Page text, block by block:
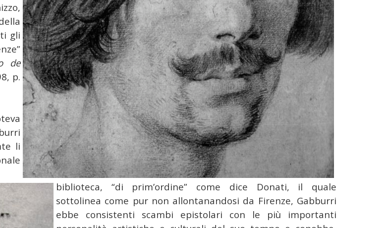
gli
de
p.
li
biblioteca, “di prim’ordine” come dice Donati, il quale
sottolinea come pur non allontanandosi da Firenze, Gabburri
ebbe consistenti scambi epistolari con le più importanti